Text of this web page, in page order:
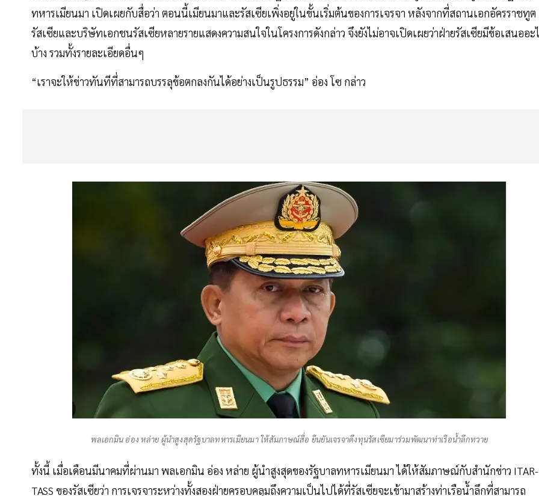
ทหารเมียนมา เปิดเผยกับสื่อว่า ตอนนี้เมียนมาและรัสเซียเพิ่งอยู่ในขั้นเริ่มต้นของการเจรจา หลังจากที่สถานเอกอัครราชทูต
รัสเซียและบริษัทเอกชนรัสเซียหลายรายแสดงความสนใจในโครงการดังกล่าว จึงยังไม่อาจเปิดเผยว่าฝ่ายรัสเซียมีข้อเสนออะ
บ้าง รวมทั้งรายละเอียดอื่นๆ
“เราจะให้ข่าวทันทีที่สามารถบรรลุข้อตกลงกันได้อย่างเป็นรูปธรรม” อ่อง โซ กล่าว
พลเอกมิน อ่อง หล่าย ผู้นำสูงสุดรัฐบาลทหารเมียนมา ให้สัมภาษณ์สื่อ ยืนยันเจรจาดึงทุนรัสเซียมาร่วมพัฒนาท่าเรือน้ำลึกทวาย
ทั้งนี้ เมื่อเดือนมีนาคมที่ผ่านมา พลเอกมิน อ่อง หล่าย ผู้นำสูงสุดของรัฐบาลทหารเมียนมา ได้ให้สัมภาษณ์กับสำนักข่าว ITAR-
TASS ของรัสเซียว่า การเจรจาระหว่างทั้งสองฝ่ายครอบคลุมถึงความเป็นไปได้ที่รัสเซียจะเข้ามาสร้างท่าเรือน้ำลึกที่สามารถ